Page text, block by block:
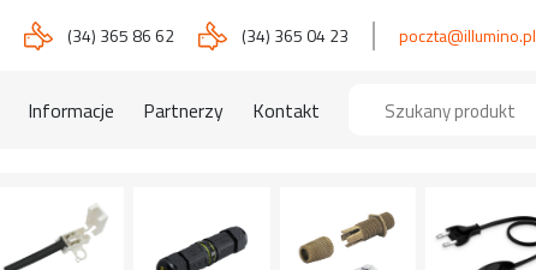
(34) 365 86 62 (34) 365 04 23 poczta@illumino.pl
Informacje Partnerzy Kontakt